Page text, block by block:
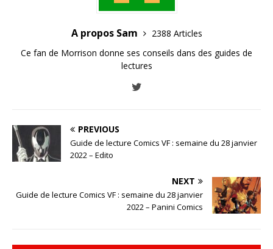
A propos Sam
2388 Articles
Ce fan de Morrison donne ses conseils dans des guides de
lectures
PREVIOUS
Guide de lecture Comics VF : semaine du 28 janvier
2022 – Edito
NEXT
Guide de lecture Comics VF : semaine du 28 janvier
2022 – Panini Comics